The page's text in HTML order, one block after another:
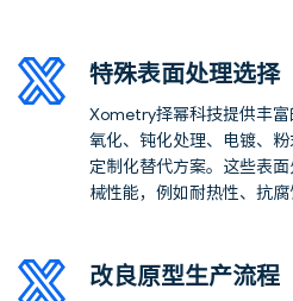
特殊表面处理选择
Xometry择幂科技提供丰
氧化、钝化处理、电镀、
定制化替代方案。这些表
械性能，例如耐热性、抗腐
改良原型生产流程